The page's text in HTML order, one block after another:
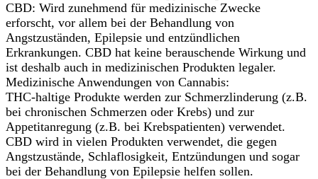
CBD: Wird zunehmend für medizinische Zwecke
erforscht, vor allem bei der Behandlung von
Angstzuständen, Epilepsie und entzündlichen
Erkrankungen. CBD hat keine berauschende Wirkung und
ist deshalb auch in medizinischen Produkten legaler.
Medizinische Anwendungen von Cannabis:
THC-haltige Produkte werden zur Schmerzlinderung (z.B.
bei chronischen Schmerzen oder Krebs) und zur
Appetitanregung (z.B. bei Krebspatienten) verwendet.
CBD wird in vielen Produkten verwendet, die gegen
Angstzustände, Schlaflosigkeit, Entzündungen und sogar
bei der Behandlung von Epilepsie helfen sollen.